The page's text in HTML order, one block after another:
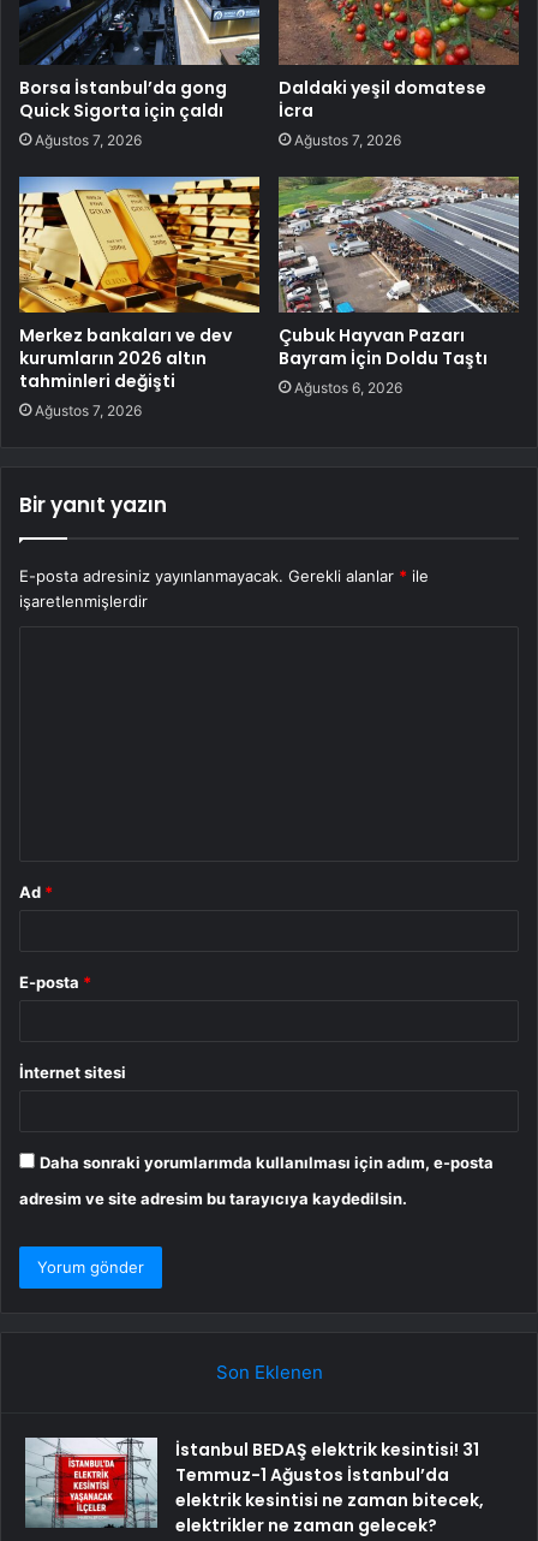
Borsa İstanbul’da gong
Quick Sigorta için çaldı
Ağustos 7, 2026
Daldaki yeşil domatese
İcra
Ağustos 7, 2026
Merkez bankaları ve dev
kurumların 2026 altın
tahminleri değişti
Ağustos 7, 2026
Çubuk Hayvan Pazarı
Bayram İçin Doldu Taştı
Ağustos 6, 2026
Bir yanıt yazın
E-posta adresiniz yayınlanmayacak. Gerekli alanlar * ile
işaretlenmişlerdir
Ad *
E-posta *
İnternet sitesi
Daha sonraki yorumlarımda kullanılması için adım, e-posta
adresim ve site adresim bu tarayıcıya kaydedilsin.
Son Eklenen
İstanbul BEDAŞ elektrik kesintisi! 31
Temmuz-1 Ağustos İstanbul’da
elektrik kesintisi ne zaman bitecek,
elektrikler ne zaman gelecek?